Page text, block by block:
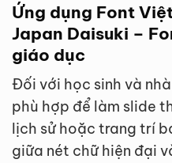
Ứng dụng Font
Japan Daisuki –
giáo dục
Đối với học sinh và
phù hợp để làm slide
lịch sử hoặc trang trí
giữa nét chữ hiện đại